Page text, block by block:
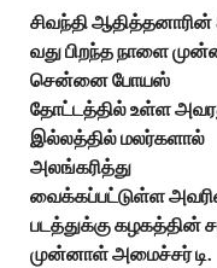
சிவந்தி ஆதித்தனாரின்
வது பிறந்த நாளை
சென்னை போயஸ்
தோட்டத்தில் உள்ள
இல்லத்தில் மலர்களால்
அலங்கரித்து
வைக்கப்பட்டுள்ள
படத்துக்கு கழகத்தின்
முன்னாள் அமைச்சர் டி.